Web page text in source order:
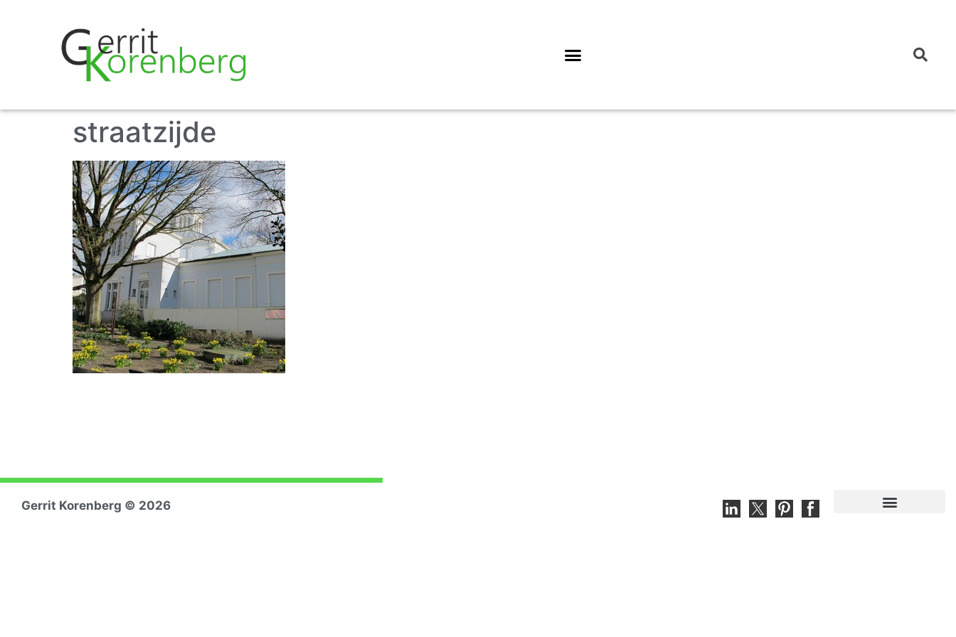
straatzijde
Gerrit Korenberg © 2026